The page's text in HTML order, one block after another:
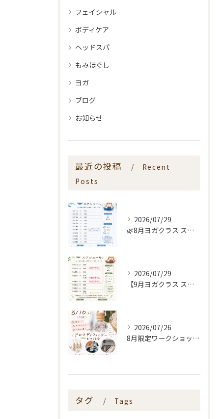
フェイシャル
ボディケア
ヘッドスパ
もみほぐし
ヨガ
ブログ
お知らせ
最近の投稿
Recent
Posts
2026/07/29
🌿8月ヨガクラス スケジュールのお知らせ🌿
2026/07/29
【9月ヨガクラス スケジュールのお知らせ🌿】
2026/07/26
8月限定ワークショップ🌿🫧
タグ Tags